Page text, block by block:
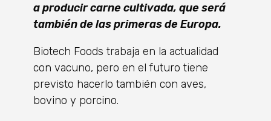
a producir carne cultivada, que será
también de las primeras de Europa.
Biotech Foods trabaja en la actualidad
con vacuno, pero en el futuro tiene
previsto hacerlo también con aves,
bovino y porcino.